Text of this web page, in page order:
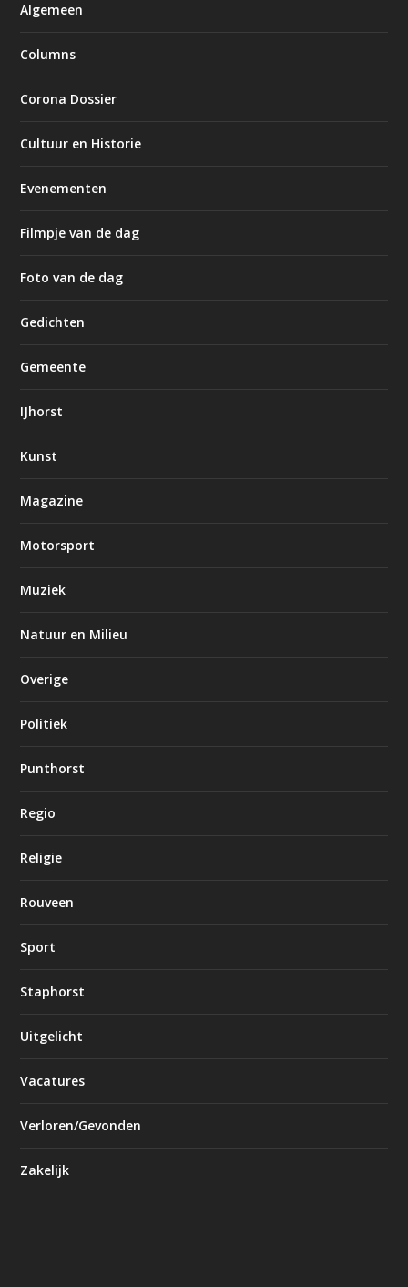
Algemeen
Columns
Corona Dossier
Cultuur en Historie
Evenementen
Filmpje van de dag
Foto van de dag
Gedichten
Gemeente
IJhorst
Kunst
Magazine
Motorsport
Muziek
Natuur en Milieu
Overige
Politiek
Punthorst
Regio
Religie
Rouveen
Sport
Staphorst
Uitgelicht
Vacatures
Verloren/Gevonden
Zakelijk